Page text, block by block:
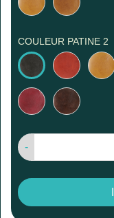
COULEUR PATINE 2
SchwarzRot Gelb
Rubin/Bordeaux
Dunkelbraun
-